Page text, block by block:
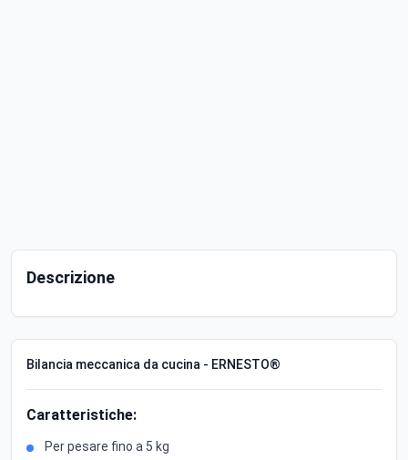
Descrizione
Bilancia meccanica da cucina - ERNESTO®
Caratteristiche:
Per pesare fino a 5 kg